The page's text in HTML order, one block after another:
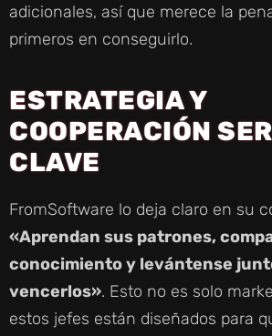
adicionales, así que merece la
primeros en conseguirlo.
ESTRATEGIA Y
COOPERACIÓN
CLAVE
FromSoftware lo deja claro en su
«Aprendan sus patrones,
conocimiento y levántense
vencerlos». Esto no es solo
estos jefes están diseñados para